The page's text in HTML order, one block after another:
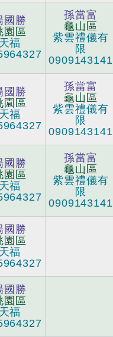
國勝
園區
天福
孫當富
龜山區
紫雲禮儀有
限
0909143141
國勝
園區
天福
孫當富
龜山區
紫雲禮儀有
限
0909143141
國勝
園區
天福
孫當富
龜山區
紫雲禮儀有
限
0909143141
國勝
園區
天福
國勝
園區
天福